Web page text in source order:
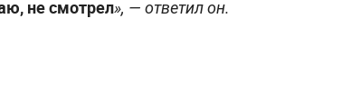
не смотрел», — ответил он.